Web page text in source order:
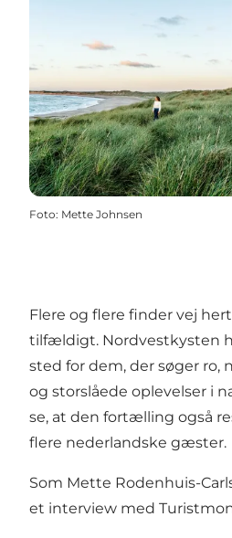
Foto: Mette Johnsen
Flere og flere finder vej
tilfældigt. Nordvestkysten
sted for dem, der søger
og storslåede oplevelser i
se, at den fortælling også
flere nederlandske gæster.
Som Mette Rodenhuis-
et interview med